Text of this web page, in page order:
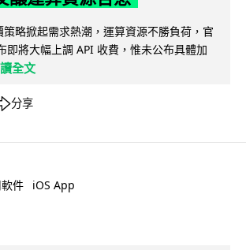
略掀起需求熱潮，運算資源不勝負荷，官
即將大幅上調 API 收費，惟未公布具體加
全文
分享
件 iOS App